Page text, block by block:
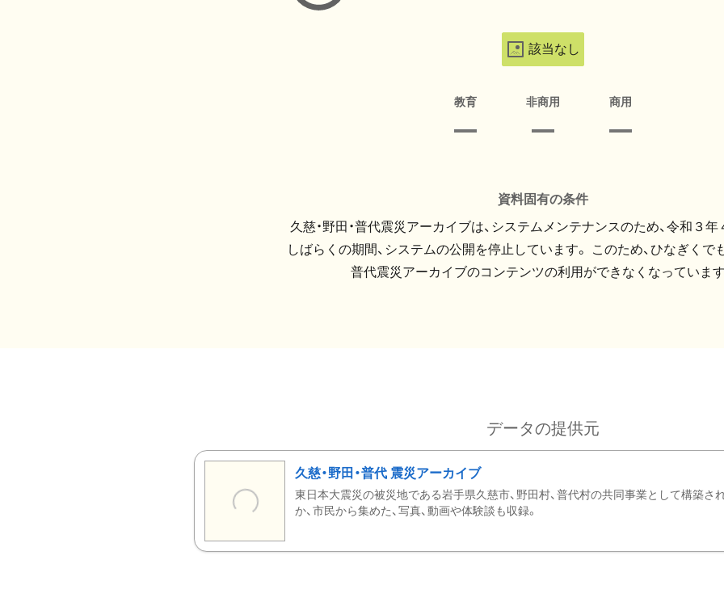
該当なし
教育 非商用 商用
資料固有の条件
久慈・野田・普代震災アーカイブは、システムメンテナンスのため、令和３
しばらくの期間、システムの公開を停止しています。 このため、ひなぎくでも
普代震災アーカイブのコンテンツの利用ができなくなっています
データの提供元
久慈・野田・普代 震災アーカイブ
東日本大震災の被災地である岩手県久慈市、野田村、普代村の共同事業として構築さ
か、市民から集めた、写真、動画や体験談も収録。